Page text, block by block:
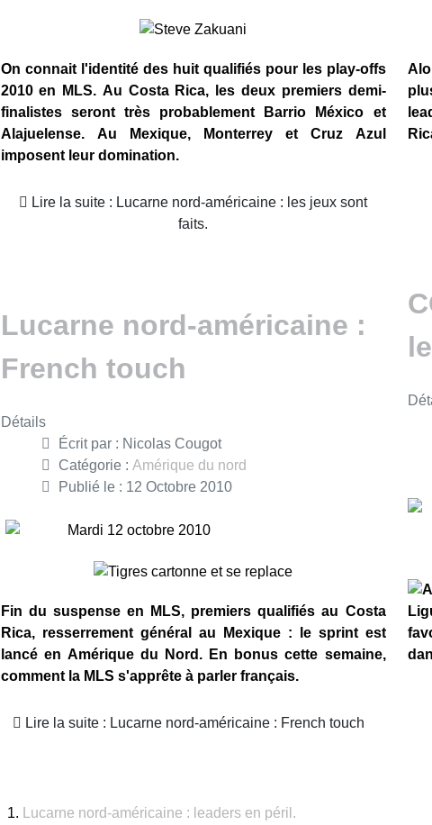
On connait l'identité des huit qualifiés pour les play-offs
2010 en MLS. Au Costa Rica, les deux premiers demi-
finalistes seront très probablement Barrio México et
Alajuelense. Au Mexique, Monterrey et Cruz Azul
imposent leur domination.
faits.
Lucarne nord-américaine :
French touch
Détails
Écrit par : Nicolas Cougot
Catégorie : Amérique du nord
Publié le : 12 Octobre 2010
Mardi 12 octobre 2010
Fin du suspense en MLS, premiers qualifiés au Costa
Rica, resserrement général au Mexique : le sprint est
lancé en Amérique du Nord. En bonus cette semaine,
comment la MLS s'apprête à parler français.
Lire la suite : Lucarne nord-américaine : French touch
Lucarne nord-américaine : leaders en péril.